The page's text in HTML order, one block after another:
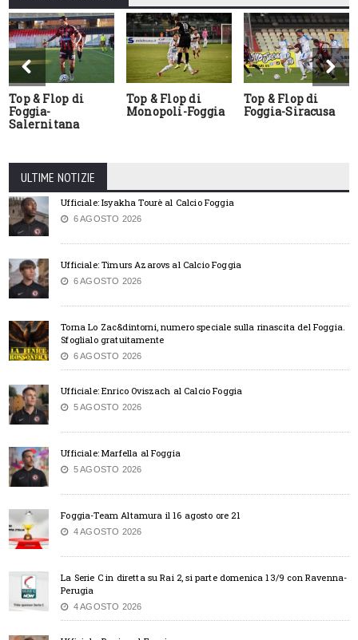
Top & Flop di
Foggia-
Salernitana
Top & Flop di
Monopoli-Foggia
Top & Flop di
Foggia-Siracusa
ULTIME NOTIZIE
Ufficiale: Isyakha Tourè al Calcio Foggia
6 AGOSTO 2026
Ufficiale: Timurs Azarovs al Calcio Foggia
6 AGOSTO 2026
Torna Lo Zac&dintorni, numero speciale sulla rinascita del Foggia.
Sfoglialo gratuitamente
6 AGOSTO 2026
Ufficiale: Enrico Oviszach al Calcio Foggia
5 AGOSTO 2026
Ufficiale: Marfella al Foggia
5 AGOSTO 2026
Foggia-Team Altamura il 16 agosto ore 21
4 AGOSTO 2026
La Serie C in diretta su Rai 2, si parte domenica 13/9 con Ravenna-
Perugia
4 AGOSTO 2026